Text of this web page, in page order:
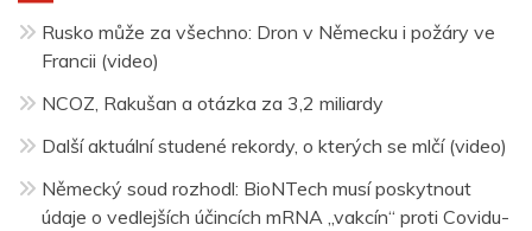
Rusko může za všechno: Dron v Německu i požáry ve
Francii (video)
NCOZ, Rakušan a otázka za 3,2 miliardy
Další aktuální studené rekordy, o kterých se mlčí (video)
Německý soud rozhodl: BioNTech musí poskytnout
údaje o vedlejších účincích mRNA „vakcín“ proti Covidu-